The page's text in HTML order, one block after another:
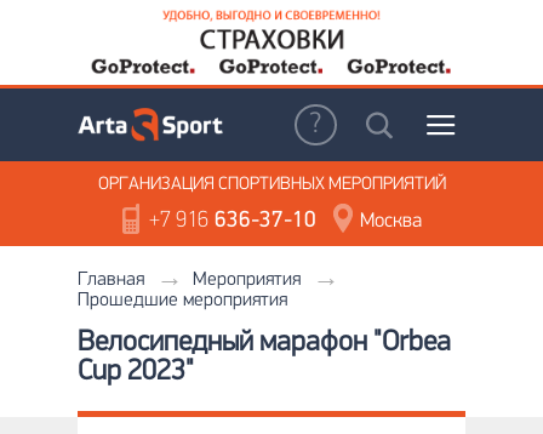
ОРГАНИЗАЦИЯ СПОРТИВНЫХ МЕРОПРИЯТИЙ
+7 916636-37-10 Москва
Главная
Мероприятия
Прошедшие мероприятия
Велосипедный марафон "Orbea
Cup 2023"